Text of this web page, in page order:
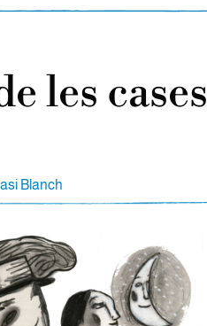
les cases
Blanch